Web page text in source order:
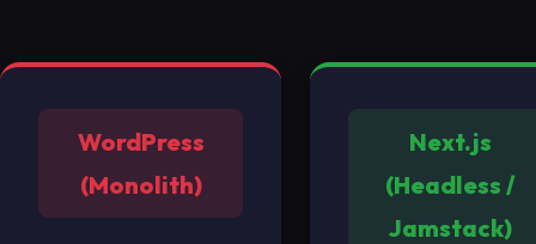
WordPress
(Monolith)
Next.js
(Headless /
Jamstack)